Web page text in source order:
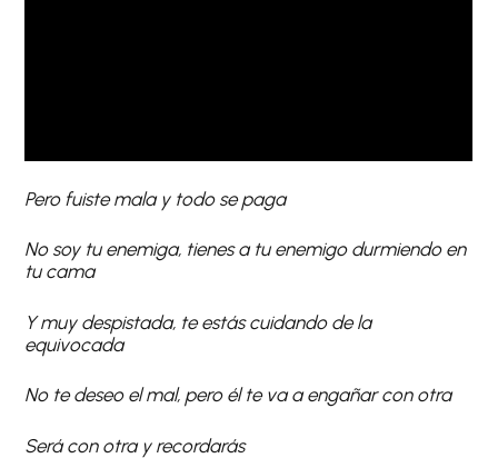
Pero fuiste mala y todo se paga
No soy tu enemiga, tienes a tu enemigo durmiendo en
tu cama
Y muy despistada, te estás cuidando de la
equivocada
No te deseo el mal, pero él te va a engañar con otra
Será con otra y recordarás